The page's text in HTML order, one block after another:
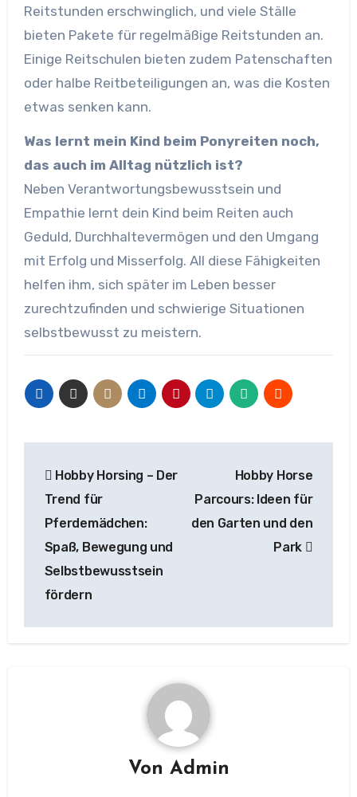
Reitstunden erschwinglich, und viele Ställe
bieten Pakete für regelmäßige Reitstunden an.
Einige Reitschulen bieten zudem Patenschaften
oder halbe Reitbeteiligungen an, was die Kosten
etwas senken kann.
Was lernt mein Kind beim Ponyreiten noch,
das auch im Alltag nützlich ist?
Neben Verantwortungsbewusstsein und
Empathie lernt dein Kind beim Reiten auch
Geduld, Durchhaltevermögen und den Umgang
mit Erfolg und Misserfolg. All diese Fähigkeiten
helfen ihm, sich später im Leben besser
zurechtzufinden und schwierige Situationen
selbstbewusst zu meistern.
Hobby Horsing – Der
Trend für
Pferdemädchen:
Spaß, Bewegung und
Selbstbewusstsein
fördern
Hobby Horse
Parcours: Ideen für
den Garten und den
Park
Von Admin